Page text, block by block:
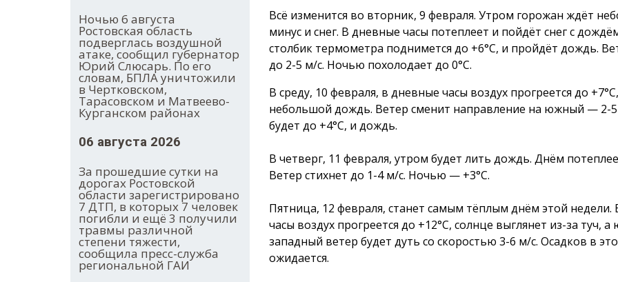
Ночью 6 августа
Ростовская область
подверглась воздушной
атаке, сообщил губернатор
Юрий Слюсарь. По его
словам, БПЛА уничтожили
в Чертковском,
Тарасовском и Матвеево-
Курганском районах
06 августа 2026
За прошедшие сутки на
дорогах Ростовской
области зарегистрировано
7 ДТП, в которых 7 человек
погибли и ещё 3 получили
травмы различной
степени тяжести,
сообщила пресс-служба
региональной ГАИ
Всё изменится во вторник, 9 февраля. Утром горожан ждёт
минус и снег. В дневные часы потеплеет и пойдёт снег с
столбик термометра поднимется до +6°С, и пройдёт дождь.
до 2-5 м/с. Ночью похолодает до 0°С.
В среду, 10 февраля, в дневные часы воздух прогреется до
небольшой дождь. Ветер сменит направление на южный — 2-
будет до +4°С, и дождь.
В четверг, 11 февраля, утром будет лить дождь. Днём
Ветер стихнет до 1-4 м/с. Ночью — +3°С.
Пятница, 12 февраля, станет самым тёплым днём этой недели.
часы воздух прогреется до +12°С, солнце выглянет из-за туч, а
западный ветер будет дуть со скоростью 3-6 м/с. Осадков в
ожидается.